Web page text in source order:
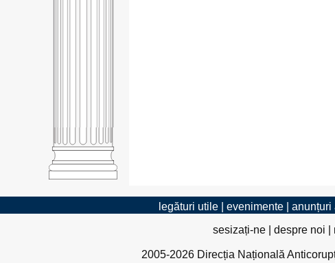
legături utile| evenimente| anunțuri
sesizați-ne| despre noi
2005-2026 Direcția Națională